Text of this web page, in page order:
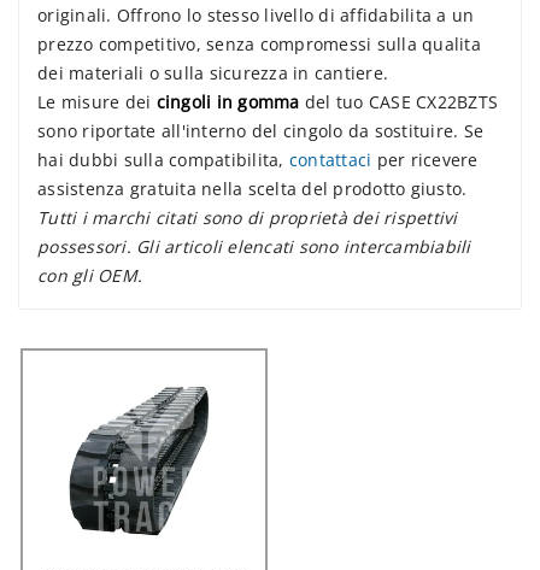
originali. Offrono lo stesso livello di affidabilita a un
prezzo competitivo, senza compromessi sulla qualita
dei materiali o sulla sicurezza in cantiere.
Le misure dei cingoli in gomma del tuo CASE CX22BZTS
sono riportate all'interno del cingolo da sostituire. Se
hai dubbi sulla compatibilita, contattaci per ricevere
assistenza gratuita nella scelta del prodotto giusto.
Tutti i marchi citati sono di proprietà dei rispettivi
possessori. Gli articoli elencati sono intercambiabili
con gli OEM.